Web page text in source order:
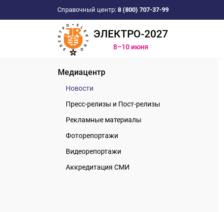
Справочный центр: 8 (800) 707-37-99
ЭЛЕКТРО-2027
8–10 июня
Медиацентр
Новости
Пресс-релизы и Пост-релизы
Рекламные материалы
Фоторепортажи
Видеорепортажи
Аккредитация СМИ